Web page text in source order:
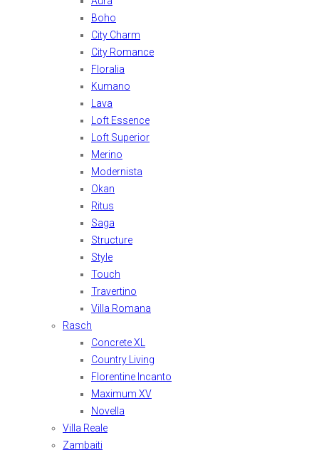
Boho
City Charm
City Romance
Floralia
Kumano
Lava
Loft Essence
Loft Superior
Merino
Modernista
Okan
Ritus
Saga
Structure
Style
Touch
Travertino
Villa Romana
Rasch
Concrete XL
Country Living
Florentine Incanto
Maximum XV
Novella
Villa Reale
Zambaiti